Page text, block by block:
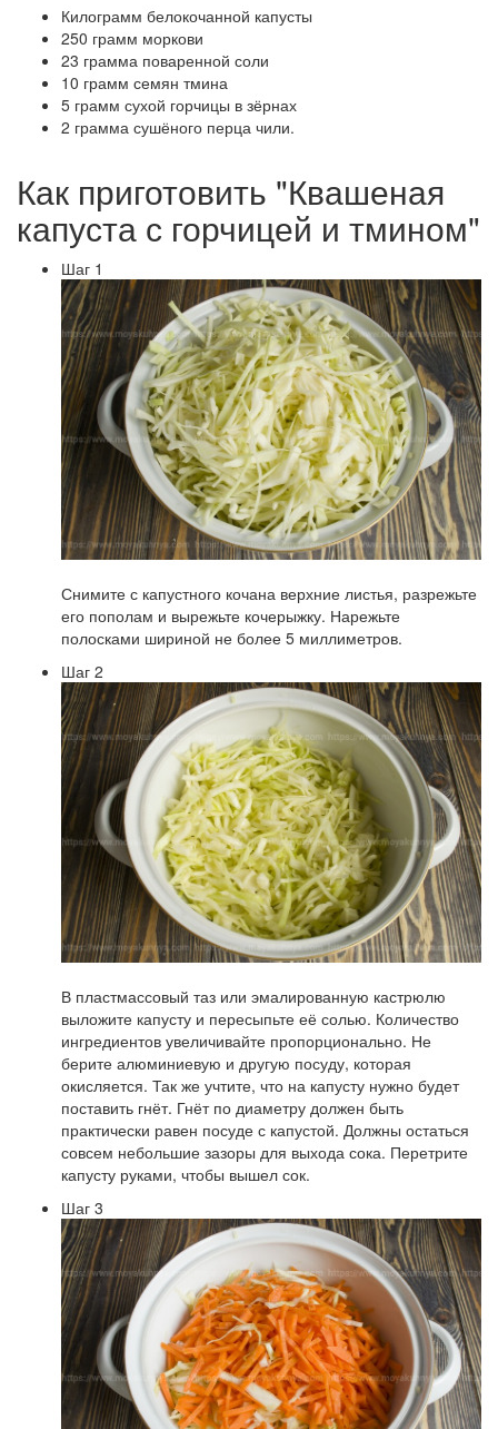
Килограмм белокочанной капусты
250 грамм моркови
23 грамма поваренной соли
10 грамм семян тмина
5 грамм сухой горчицы в зёрнах
2 грамма сушёного перца чили.
Как приготовить "Квашеная
капуста с горчицей и тмином"
Шаг 1
Снимите с капустного кочана верхние листья, разрежьте
его пополам и вырежьте кочерыжку. Нарежьте
полосками шириной не более 5 миллиметров.
Шаг 2
В пластмассовый таз или эмалированную кастрюлю
выложите капусту и пересыпьте её солью. Количество
ингредиентов увеличивайте пропорционально. Не
берите алюминиевую и другую посуду, которая
окисляется. Так же учтите, что на капусту нужно будет
поставить гнёт. Гнёт по диаметру должен быть
практически равен посуде с капустой. Должны остаться
совсем небольшие зазоры для выхода сока. Перетрите
капусту руками, чтобы вышел сок.
Шаг 3